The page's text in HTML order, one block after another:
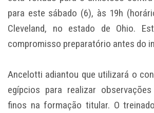
para este sábado (6), às 19h
Cleveland, no estado de Ohio.
compromisso preparatório antes do
Ancelotti adiantou que utilizará o
egípcios para realizar
finos na formação titular. O